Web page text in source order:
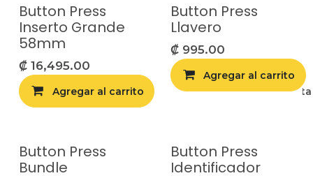
Button Press
Inserto Grande
58mm
₡ 16,495.00
Agregar al carrito Agregar a la
Button Press
Llavero
₡ 995.00
Agregar al carrito
Button Press
Bundle
Button Press
Identificador